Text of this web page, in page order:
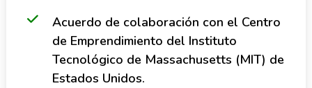
Acuerdo de colaboración con el Centro
de Emprendimiento del Instituto
Tecnológico de Massachusetts (MIT) de
Estados Unidos.